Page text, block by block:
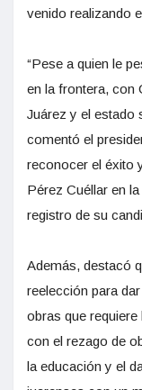
venido realizando
“Pese a quien le
en la frontera, con
Juárez y el estado
comentó el
reconocer el éxito
Pérez Cuéllar en
registro de su
Además, destacó
reelección para
obras que
con el rezago de
la educación y el